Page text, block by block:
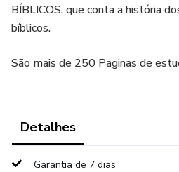
BÍBLICOS, que conta a história
bíblicos.
São mais de 250 Paginas de
Detalhes
Garantia de 7 dias